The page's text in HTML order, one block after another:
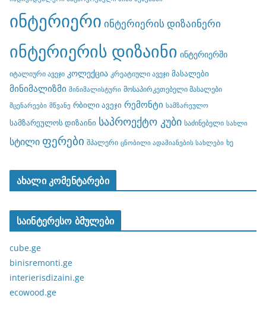
ინტერიერი ინტერიერის დიზაინერი
ინტერიერის დიზაინი ინტერიერში
იტალიური ავეჯი კოლექცია კრეატიული ავეჯი მასალები
მინიმალიზმი მინიმალისტური მოსაპირკეთებელი მასალები
მცენარეები მწვანე რბილი ავეჯი რემონტი სამზარეულო
სამზარეულოს დიზაინი საპროექტო კუბი საძინებელი სახლი
სტილი ფერები შპალერი ცნობილი ადამიანების სახლები ხე
ახალი კომენტარები
საინტერესო ბმულები
cube.ge
binisremonti.ge
interierisdizaini.ge
ecowood.ge